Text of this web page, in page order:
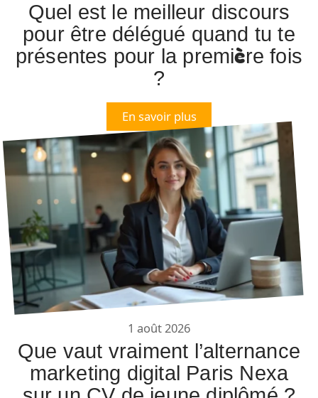
Quel est le meilleur discours
pour être délégué quand tu te
présentes pour la première fois
?
En savoir plus
1 août 2026
Que vaut vraiment l’alternance
marketing digital Paris Nexa